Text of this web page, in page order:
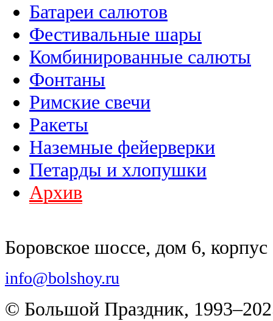
Батареи салютов
Фестивальные шары
Комбинированные салюты
Фонтаны
Римские свечи
Ракеты
Наземные фейерверки
Петарды и хлопушки
Архив
Боровское шоссе, дом 6, корпус
info@bolshoy.ru
© Большой Праздник,